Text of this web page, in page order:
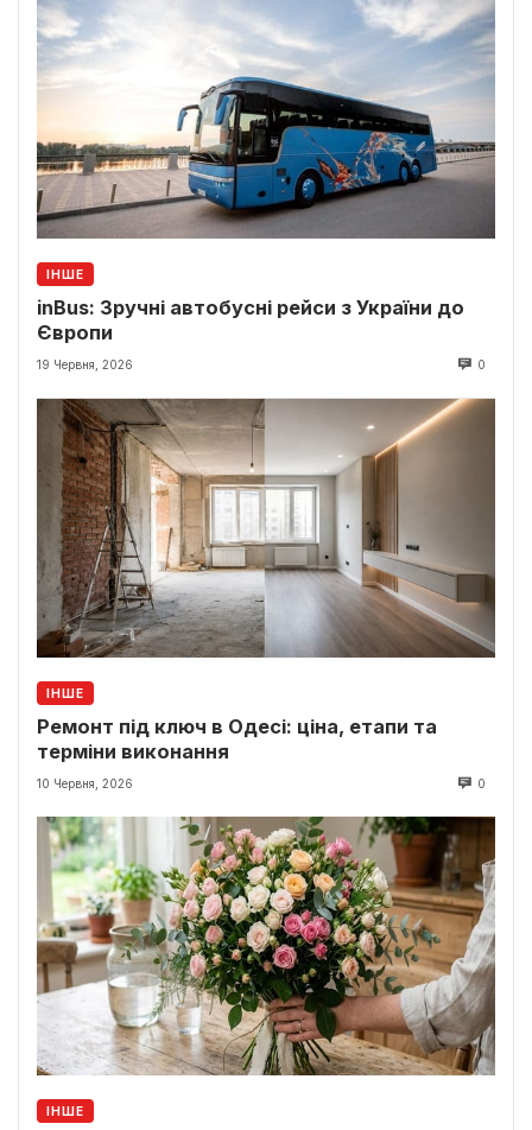
ІНШЕ
inBus: Зручні автобусні рейси з України до
Європи
19 Червня, 2026 0
ІНШЕ
Ремонт під ключ в Одесі: ціна, етапи та
терміни виконання
10 Червня, 2026 0
ІНШЕ